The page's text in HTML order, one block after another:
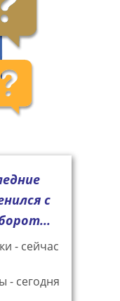
с
- сейчас
- сегодня